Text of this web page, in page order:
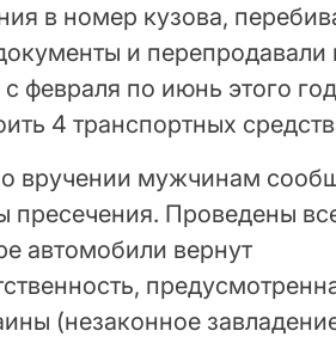
в номер кузова,
и
февраля по июнь этого
4 транспортных
вручении мужчинам
пресечения. Проведены
автомобили вернут
(незаконное